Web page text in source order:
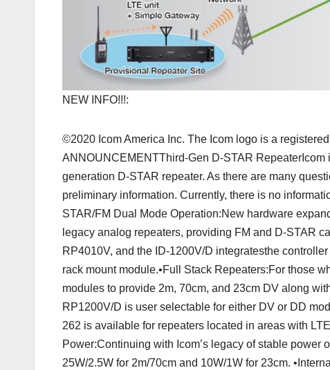
NEW INFO!!!:
©2020 Icom America Inc. The Icom logo is a
ANNOUNCEMENTThird-Gen D-STAR
generation D-STAR repeater. As there are many
preliminary information. Currently, there is no
STAR/FM Dual Mode Operation:New hardware
legacy analog repeaters, providing FM and D-STAR
RP4010V, and the ID-1200V/D integratesthe
rack mount module.•Full Stack Repeaters:For those
modules to provide 2m, 70cm, and 23cm DV along
RP1200V/D is user selectable for either DV or DD
262 is available for repeaters located in areas with
Power:Continuing with Icom’s legacy of stable
25W/2.5W for 2m/70cm and 10W/1W for 23cm.